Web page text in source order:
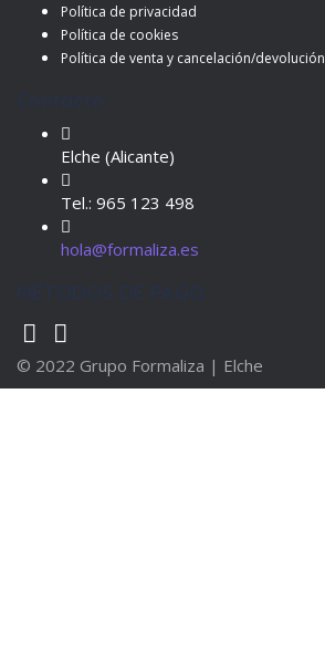
Política de privacidad
Política de cookies
Política de venta y cancelación/devolución
Elche (Alicante)
Tel.: 965 123 498
hola@formaliza.es
© 2022 Grupo Formaliza | Elche